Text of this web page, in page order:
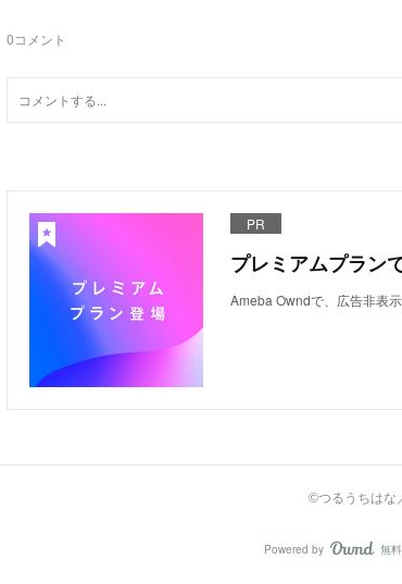
0コメント
PR
プレミアムプラン
Ameba Owndで、広告非表
©つるうちはな
Powered by 無